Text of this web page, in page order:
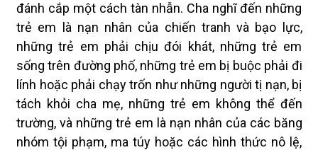
đánh cắp một cách tàn nhẫn. Cha nghĩ đến những
trẻ em là nạn nhân của chiến tranh và bạo lực,
những trẻ em phải chịu đói khát, những trẻ em
sống trên đường phố, những trẻ em bị buộc phải đi
lính hoặc phải chạy trốn như những người tị nạn, bị
tách khỏi cha mẹ, những trẻ em không thể đến
trường, và những trẻ em là nạn nhân của các băng
nhóm tội phạm, ma túy hoặc các hình thức nô lệ,